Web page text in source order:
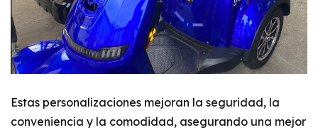
Estas personalizaciones mejoran la seguridad, la
conveniencia y la comodidad, asegurando una mejor